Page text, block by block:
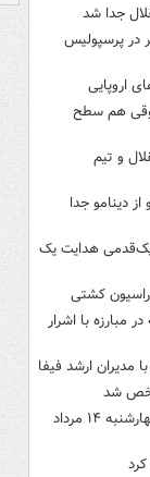
جدا شد
در پرسپولیس
اروپایی
هم سطح
و تیم
یورو از دینامو جدا
هدایت یک
کشتی
مبارزه با اشرار
مدیران ارشد فیفا
شد
روزنامه‌های ورزشی امروز چهارشنبه ۱۴ مرداد